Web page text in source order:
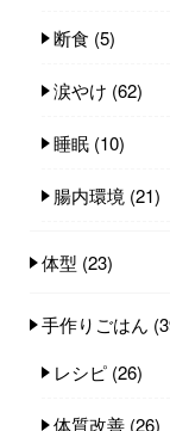
断食 (5)
涙やけ (62)
睡眠 (10)
腸内環境 (21)
体型 (23)
手作りごはん
レシピ (26)
体質改善 (26)